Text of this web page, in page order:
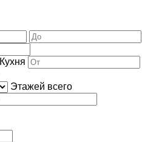
Кухня
Этажей всего